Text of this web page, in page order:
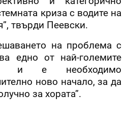
криза с водите на
твърди Пеевски.
на проблема с
едно от най-големите
и е необходимо
ново начало, за да
за хората”.